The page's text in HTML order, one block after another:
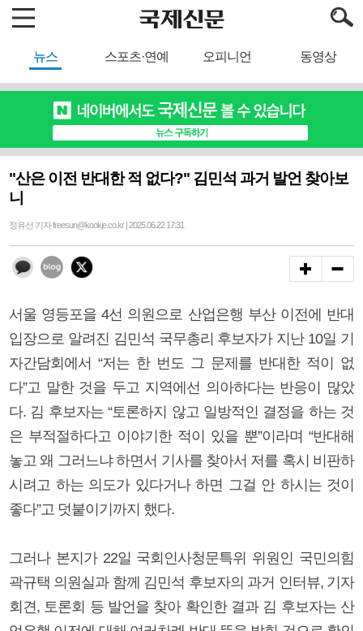
뉴스 스포츠·연예 오피니언 동영상
"산은 이전 반대한 적 없다?" 김민석 과거 발언 찾아보
니
정유선 기자 freesun@kookje.co.kr | 2025.06.22 17:31
서울 영등포을 4선 의원으로 산업은행 부산 이전에 반대
입장으로 알려진 김민석 국무총리 후보자가 지난 10일 기
자간담회에서 “저는 한 번도 그 문제를 반대한 적이 없
다”고 말한 것을 두고 지역에선 의아하다는 반응이 많았
다. 김 후보자는 “토론하지 않고 일방적인 결정을 하는 것
은 부적절하다고 이야기한 적이 있을 뿐”이라며 “반대해
놓고 왜 그러느냐 하면서 기사를 찾아서 저를 혹시 비판하
시려고 하는 의도가 있다거나 하면 그걸 안 하시는 것이
좋다”고 덧붙이기까지 했다.
그러나 본지가 22일 국회인사청문특위 위원인 국민의힘
곽규택 의원실과 함께 김민석 후보자의 과거 인터뷰, 기자
회견, 토론회 등 발언을 찾아 확인한 결과 김 후보자는 산